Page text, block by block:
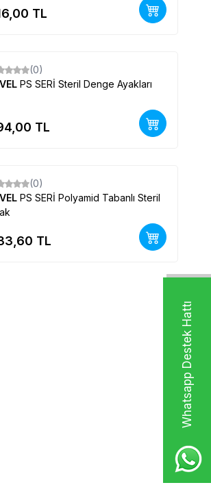
Whatsapp Destek Hattı
TL
(0)
PS SERİ Steril Denge Ayakları
TL
(0)
PS SERİ Polyamid Tabanlı Steril
TL